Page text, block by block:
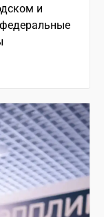
и